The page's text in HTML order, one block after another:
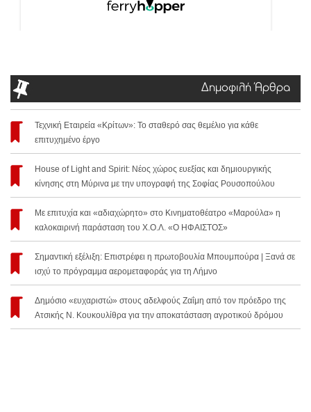
Δημοφιλή Άρθρα
Τεχνική Εταιρεία «Κρίτων»: Το σταθερό σας θεμέλιο για κάθε
επιτυχημένο έργο
House of Light and Spirit: Νέος χώρος ευεξίας και δημιουργικής
κίνησης στη Μύρινα με την υπογραφή της Σοφίας Ρουσοπούλου
Με επιτυχία και «αδιαχώρητο» στο Κινηματοθέατρο «Μαρούλα» η
καλοκαιρινή παράσταση του Χ.Ο.Λ. «Ο ΗΦΑΙΣΤΟΣ»
Σημαντική εξέλιξη: Επιστρέφει η πρωτοβουλία Μπουμπούρα | Ξανά σε
ισχύ το πρόγραμμα αερομεταφοράς για τη Λήμνο
Δημόσιο «ευχαριστώ» στους αδελφούς Ζαΐμη από τον πρόεδρο της
Ατσικής Ν. Κουκουλίθρα για την αποκατάσταση αγροτικού δρόμου